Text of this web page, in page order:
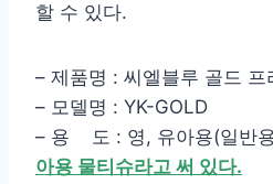
할 수 있다.
– 제품명 : 씨엘블루 골드 프
– 모델명 : YK-GOLD
– 용 도 : 영, 유아용(일반
아용 물티슈라고 써 있다.